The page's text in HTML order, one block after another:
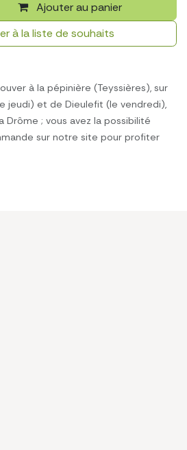
Ajouter au panier
à la liste de souhaits
à la pépinière (Teyssières), sur
jeudi) et de Dieulefit (le vendredi),
Drôme ; vous avez la possibilité
sur notre site pour profiter